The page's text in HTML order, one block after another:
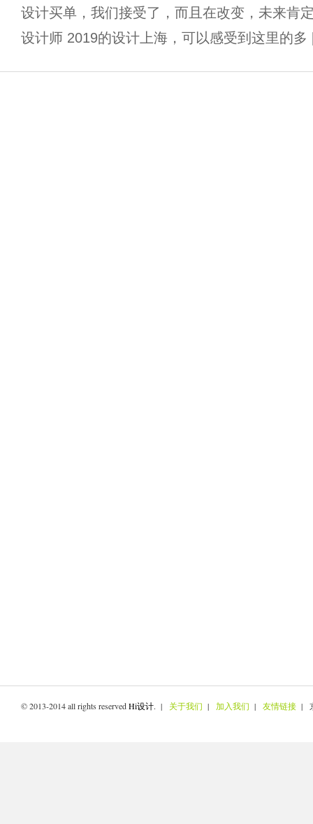
设计买单，我们接受了，而且在改变，未来肯
设计师 2019的设计上海，可以感受到这里的
© 2013-2014 all rights reservedHi设计. | 关于我们 | 加入我们 | 友情链接 |